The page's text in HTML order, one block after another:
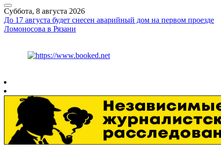
Суббота, 8 августа 2026
До 17 августа будет снесен аварийный дом на первом проезде
Ломоносова в Рязани